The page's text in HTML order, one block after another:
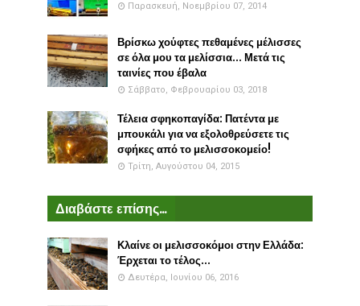
Παρασκευή, Νοεμβρίου 07, 2014
Βρίσκω χούφτες πεθαμένες μέλισσες
σε όλα μου τα μελίσσια... Μετά τις
ταινίες που έβαλα
Σάββατο, Φεβρουαρίου 03, 2018
Τέλεια σφηκοπαγίδα: Πατέντα με
μπουκάλι για να εξολοθρεύσετε τις
σφήκες από το μελισσοκομείο!
Τρίτη, Αυγούστου 04, 2015
Διαβάστε επίσης...
Κλαίνε οι μελισσοκόμοι στην Ελλάδα:
Έρχεται το τέλος...
Δευτέρα, Ιουνίου 06, 2016